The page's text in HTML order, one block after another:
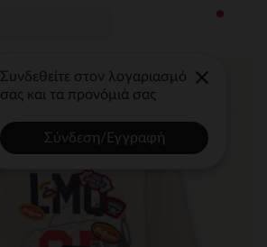
Συνδεθείτε στον λογαριασμό
σας και τα προνόμιά σας
Σύνδεση/Εγγραφή